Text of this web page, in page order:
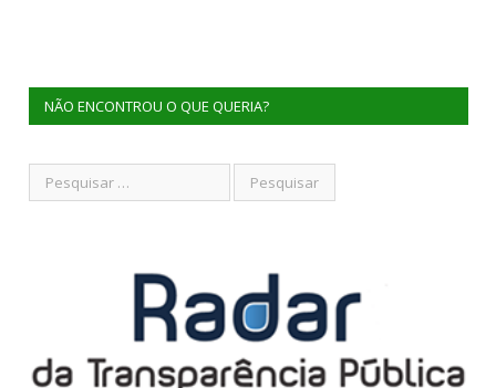
NÃO ENCONTROU O QUE QUERIA?